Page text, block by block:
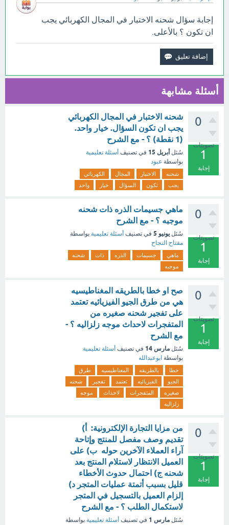
إجابة سؤال شحنه الاختبار في المجال الكهربائي يجب
ان تكون ؟ بالأعلى.
أسئلة مشابهة
0
تصويتات
1
إجابة
شحنه الاختبار في المجال الكهربائي
يجب ان تكون السؤال. خيار واحد.
(1 نقطة) ؟ - مع الشرح
سُئل أبريل 15 في تصنيف أسئلة تعليمية
بواسطة عبود
شحنه الاختبار المجال
الكهربائي
يجب
تكون السؤال خيار واحد
0
تصويتات
1
إجابة
ماهي جسيمات الذره ذات شحنه
موجبه ؟ - مع الشرح
سُئل يونيو 5 في تصنيف أسئلة تعليمية بواسطة
مفتاح النجاح
ماهي جسيمات الذره ذات
شحنه
موجبه
0
تصويتات
1
إجابة
صح او خطا بالطريقه المغناطيسيه
هي من طرق الجيو الفيزيائيه تعتمد
على تفجير شحنه صغيره من
المتفجرات لاحداث موجه زلزاليه ؟ -
مع الشرح
سُئل مارس 14 في تصنيف أسئلة تعليمية
بواسطة ابوعبدالله
خطا بالطريقه المغناطيسيه
طرق
الجيو
الفيزيائيه تعتمد تفجير
شحنه
صغيره
المتفجرات لاحداث
موجه
زلزاليه
0
تصويتات
1
إجابة
من مزايا التجارة الإلكترونية: أ)
تقديم وصف مفصل للمنتج وإتاحة
آراء العملاء الآخرين حوله ب) على
العميل الانتظار لاستلام المنتج بعد
شحنه ج) احتمال حدوث الأخطاء
قليل بسبب أتمتة عمليات المتجر د)
إلزام العميل بالتسجيل في المتجر
لاستكمال الطلب ؟ - مع الشرح
سُئل مارس 1 في تصنيف أسئلة تعليمية بواسطة